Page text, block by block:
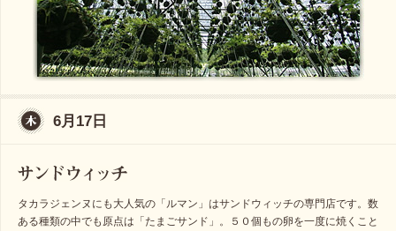
6月17日
タカラジェンヌにも大人気の「ルマン」はサンドウィッチの専門店です。数
ある種類の中でも原点は「たまごサンド」。５０個もの卵を一度に焼くこと